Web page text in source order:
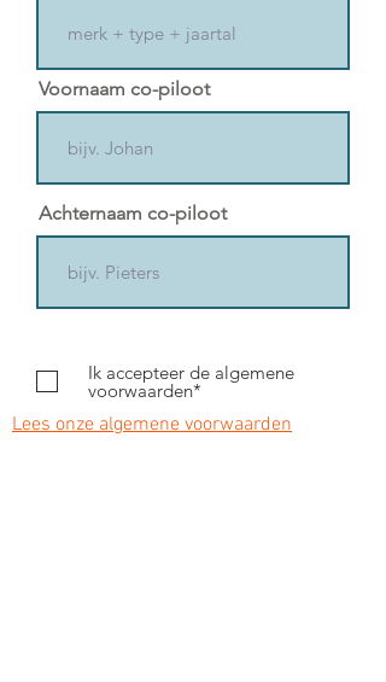
Voornaam co-piloot
Achternaam co-piloot
Ik accepteer de algemene
voorwaarden*
Lees onze algemene voorwaarden